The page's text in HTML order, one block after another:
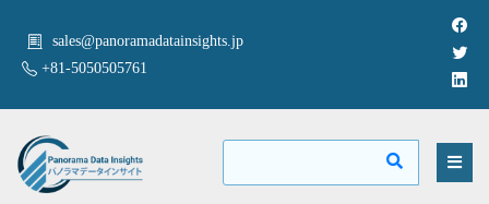
sales@panoramadatainsights.jp
+81-5050505761